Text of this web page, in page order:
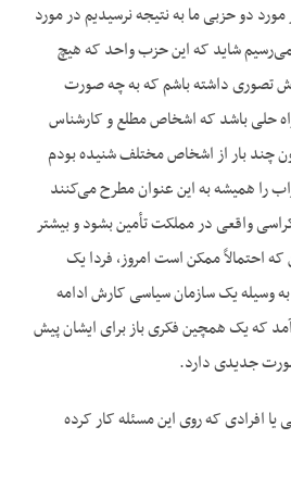
دو حزبی ما به نتیجه نرسیدیم در مورد
شاید که این حزب واحد که هیچ
تصوری داشته باشم که به چه صورت
حلی باشد که اشخاص مطلع و کارشناس
چند بار از اشخاص مختلف شنیده بودم
همیشه به این عنوان مطرح می‌کنند
واقعی در مملکت تأمین بشود و بیشتر
احتمالاً ممکن است امروز، فردا یک
وسیله یک سازمان سیاسی کارش ادامه
که یک همچین فکری باز برای ایشان پیش
جدیدی دارد.
افرادی که روی این مسئله کار کرده